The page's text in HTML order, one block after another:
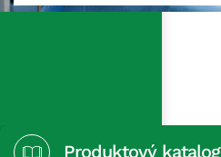
Produktový katalog